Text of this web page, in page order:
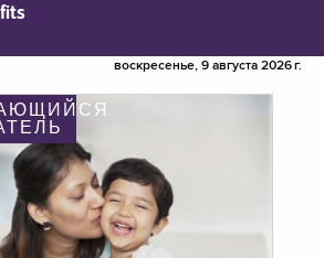
воскресенье, 9 августа 2026 г.